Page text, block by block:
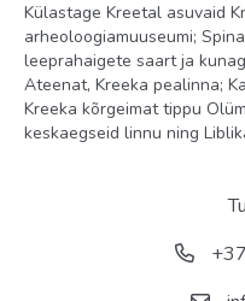
Külastage Kreetal asuvaid
arheoloogiamuuseumi;
leeprahaigete saart ja
Ateenat, Kreeka pealinna;
Kreeka kõrgeimat tippu
keskaegseid linnu ning